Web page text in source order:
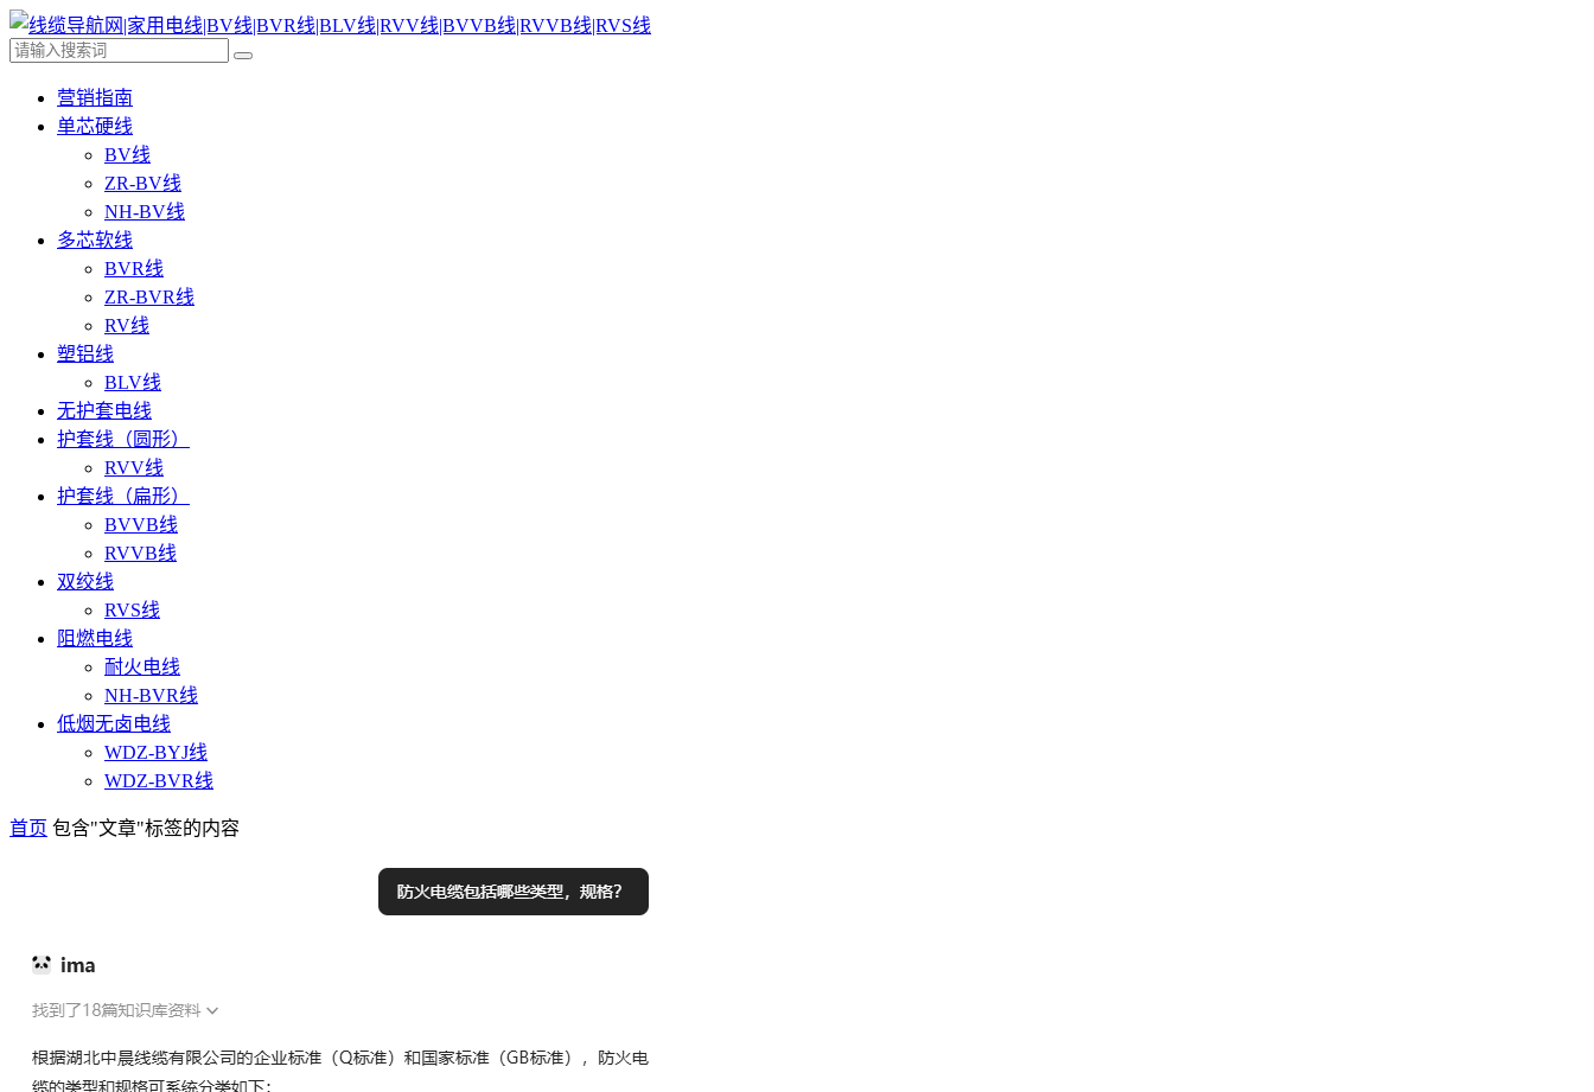
营销指南
单芯硬线
BV线
ZR-BV线
NH-BV线
多芯软线
BVR线
ZR-BVR线
RV线
塑铝线
BLV线
无护套电线
护套线（圆形）
RVV线
护套线（扁形）
BVVB线
RVVB线
双绞线
RVS线
阻燃电线
耐火电线
NH-BVR线
低烟无卤电线
WDZ-BYJ线
WDZ-BVR线
首页 包含"文章"标签的内容